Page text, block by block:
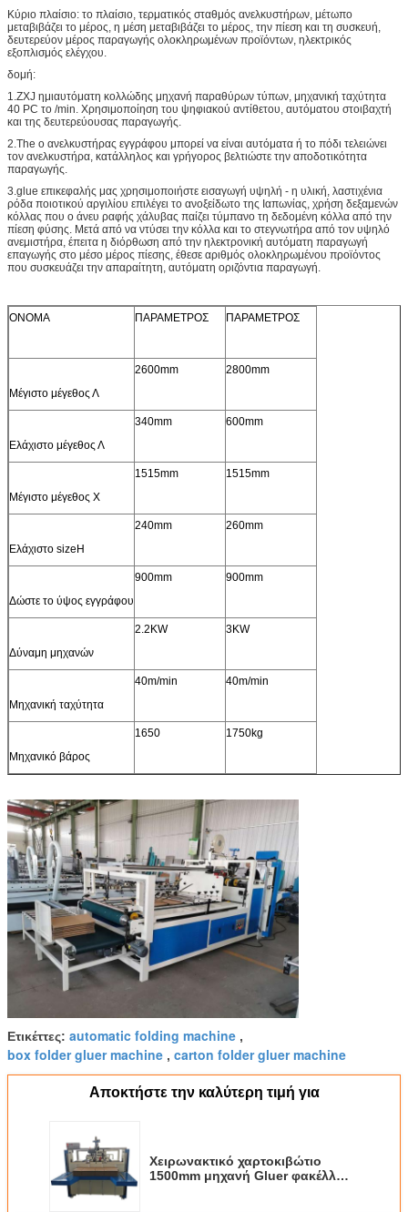
Κύριο πλαίσιο: το πλαίσιο, τερματικός σταθμός ανελκυστήρων, μέτωπο
μεταβιβάζει το μέρος, η μέση μεταβιβάζει το μέρος, την πίεση και τη συσκευή,
δευτερεύον μέρος παραγωγής ολοκληρωμένων προϊόντων, ηλεκτρικός
εξοπλισμός ελέγχου.
δομή:
1.ZXJ ημιαυτόματη κολλώδης μηχανή παραθύρων τύπων, μηχανική ταχύτητα
40 PC το /min. Χρησιμοποίηση του ψηφιακού αντίθετου, αυτόματου στοιβαχτή
και της δευτερεύουσας παραγωγής.
2.The ο ανελκυστήρας εγγράφου μπορεί να είναι αυτόματα ή το πόδι τελειώνει
τον ανελκυστήρα, κατάλληλος και γρήγορος βελτιώστε την αποδοτικότητα
παραγωγής.
3.glue επικεφαλής μας χρησιμοποιήστε εισαγωγή υψηλή - η υλική, λαστιχένια
ρόδα ποιοτικού αργιλίου επιλέγει το ανοξείδωτο της Ιαπωνίας, χρήση δεξαμενών
κόλλας που ο άνευ ραφής χάλυβας παίζει τύμπανο τη δεδομένη κόλλα από την
πίεση φύσης. Μετά από να ντύσει την κόλλα και το στεγνωτήρα από τον υψηλό
ανεμιστήρα, έπειτα η διόρθωση από την ηλεκτρονική αυτόματη παραγωγή
επαγωγής στο μέσο μέρος πίεσης, έθεσε αριθμός ολοκληρωμένου προϊόντος
που συσκευάζει την απαραίτητη, αυτόματη οριζόντια παραγωγή.
ΟΝΟΜΑ ΠΑΡΑΜΕΤΡΟΣ ΠΑΡΑΜΕΤΡΟΣ
Μέγιστο μέγεθος Λ
2600mm 2800mm
Ελάχιστο μέγεθος Λ
340mm 600mm
Μέγιστο μέγεθος Χ
1515mm 1515mm
Ελάχιστο sizeH
240mm 260mm
Δώστε το ύψος εγγράφου
900mm 900mm
Δύναμη μηχανών
2.2KW 3KW
Μηχανική ταχύτητα
40m/min 40m/min
Μηχανικό βάρος
1650 1750kg
Ετικέττες: automatic folding machine ,
box folder gluer machine , carton folder gluer machine
Αποκτήστε την καλύτερη τιμή για
Χειρωνακτικό χαρτοκιβώτιο
1500mm μηχανή Gluer φακέλλων